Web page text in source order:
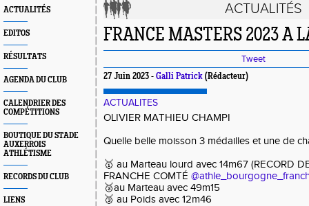
ACTUALITÉS
EDITOS
RÉSULTATS
AGENDA DU CLUB
CALENDRIER DES
COMPÉTITIONS
BOUTIQUE DU STADE
AUXERROIS
ATHLÉTISME
RECORDS DU CLUB
LIENS
ACTUALITÉS
FRANCE MASTERS 2023 A
Tweet
27 Juin 2023 - Galli Patrick (Rédacteur)
ACTUALITES
OLIVIER MATHIEU CHAMPI
Quelle belle moisson 3 médailles et une de
🥇 au Marteau lourd avec 14m67 (RECORD
FRANCHE COMTÉ
🥈au Marteau avec 49m15
🥉 au Poids avec 12m46